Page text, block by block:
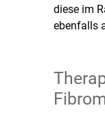
diese im
ebenfalls